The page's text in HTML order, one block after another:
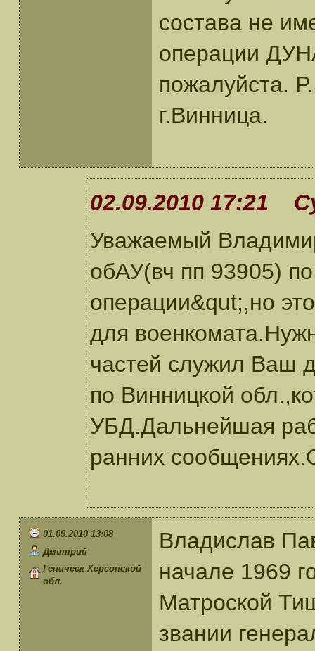
состава не
операции
пожалуйста.
г.Винница.
02.09.2010 17:21
Уважаемый
обАУ(вч пп 93905)
операции&qut;,но
для
частей служил Ваш
по Винницкой
УБД.Дальнейшая
ранних
01.09.2010 13:08
Дмитрий
Геническ Херсонской
обл.
Владислав
начале 1969
Матроской
звании